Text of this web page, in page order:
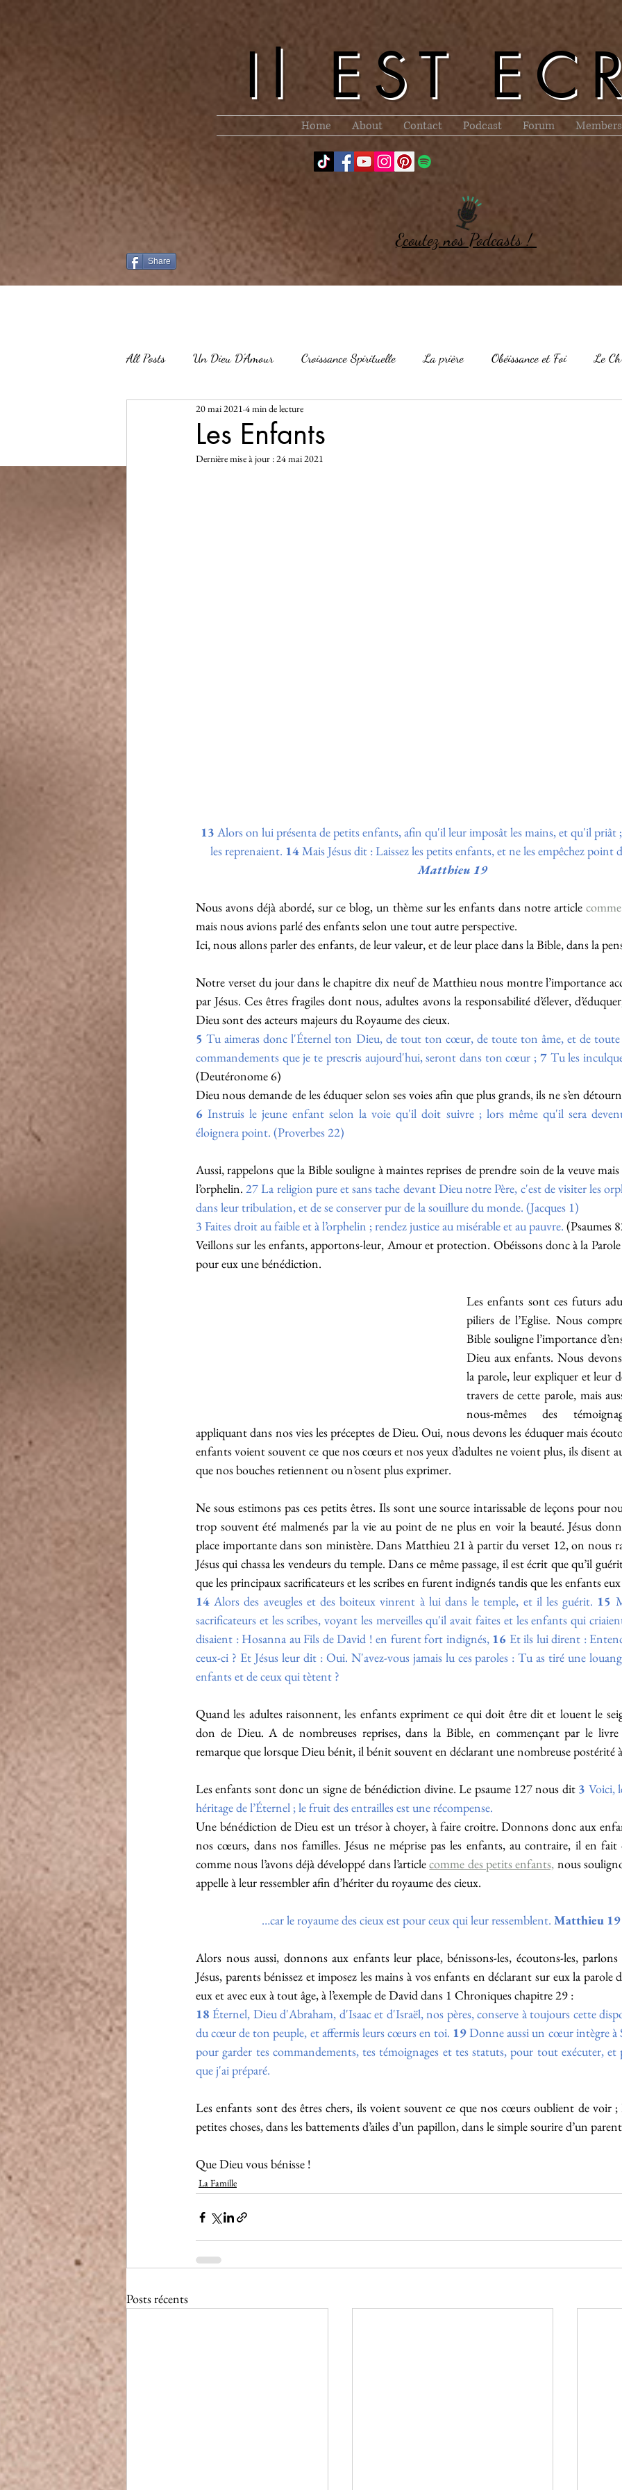
Il EST
Home About Contact Podcast Forum Members
Share
Ecoutez nos Podcasts !
All Posts Un Dieu D'Amour Croissance Spirituelle La prière Obéissance et Foi Le
Participation à l'Œuvre de Dieu
Croissance Spirituelle
Les Enfants
20 mai 2021 4 min de lecture
Dernière mise à jour :24 mai 2021
13 Alors on lui présenta de petits enfants, afin qu'il leur imposât les mains, et qu'il priât ;
les reprenaient. 14 Mais Jésus dit : Laissez les petits enfants, et ne les empêchez point
Matthieu 19
Nous avons déjà abordé, sur ce blog, un thème sur les enfants dans notre article
mais nous avions parlé des enfants selon une tout autre perspective.
Ici, nous allons parler des enfants, de leur valeur, et de leur place dans la Bible, dans la
Notre verset du jour dans le chapitre dix neuf de Matthieu nous montre l’importance
par Jésus. Ces êtres fragiles dont nous, adultes avons la responsabilité d’élever,
Dieu sont des acteurs majeurs du Royaume des cieux.
5 Tu aimeras donc l'Éternel ton Dieu, de tout ton cœur, de toute ton âme, et de
commandements que je te prescris aujourd'hui, seront dans ton cœur ; 7 Tu les
(Deutéronome 6)
Dieu nous demande de les éduquer selon ses voies afin que plus grands, ils ne s’en
6 Instruis le jeune enfant selon la voie qu'il doit suivre ; lors même qu'il sera
éloignera point. (Proverbes 22)
Aussi, rappelons que la Bible souligne à maintes reprises de prendre soin de la veuve
l’orphelin. 27 La religion pure et sans tache devant Dieu notre Père, c'est de visiter les
dans leur tribulation, et de se conserver pur de la souillure du monde. (Jacques 1)
3 Faites droit au faible et à l’orphelin ; rendez justice au misérable et au pauvre. (Psaumes
Veillons sur les enfants, apportons-leur, Amour et protection. Obéissons donc à la
pour eux une bénédiction.
Les enfants sont ces futurs
piliers de l’Eglise. Nous
Bible souligne l’importance
Dieu aux enfants. Nous
la parole, leur expliquer et leur
travers de cette parole, mais
nous-mêmes des
appliquant dans nos vies les préceptes de Dieu. Oui, nous devons les éduquer mais
enfants voient souvent ce que nos cœurs et nos yeux d’adultes ne voient plus, ils disent
que nos bouches retiennent ou n’osent plus exprimer.
Ne sous estimons pas ces petits êtres. Ils sont une source intarissable de leçons pour
trop souvent été malmenés par la vie au point de ne plus en voir la beauté. Jésus
place importante dans son ministère. Dans Matthieu 21 à partir du verset 12, on nous
Jésus qui chassa les vendeurs du temple. Dans ce même passage, il est écrit que qu’il
que les principaux sacrificateurs et les scribes en furent indignés tandis que les enfants eux
14 Alors des aveugles et des boiteux vinrent à lui dans le temple, et il les guérit. 15
sacrificateurs et les scribes, voyant les merveilles qu'il avait faites et les enfants qui
disaient : Hosanna au Fils de David ! en furent fort indignés, 16 Et ils lui dirent :
ceux-ci ? Et Jésus leur dit : Oui. N'avez-vous jamais lu ces paroles : Tu as tiré une
enfants et de ceux qui tètent ?
Quand les adultes raisonnent, les enfants expriment ce qui doit être dit et louent le
don de Dieu. A de nombreuses reprises, dans la Bible, en commençant par le
remarque que lorsque Dieu bénit, il bénit souvent en déclarant une nombreuse postérité à
Les enfants sont donc un signe de bénédiction divine. Le psaume 127 nous dit 3 Voici,
héritage de l’Éternel ; le fruit des entrailles est une récompense.
Une bénédiction de Dieu est un trésor à choyer, à faire croitre. Donnons donc aux
nos cœurs, dans nos familles. Jésus ne méprise pas les enfants, au contraire, il en fait
comme nous l’avons déjà développé dans l’article comme des petits enfants, nous
appelle à leur ressembler afin d’hériter du royaume des cieux.
…car le royaume des cieux est pour ceux qui leur ressemblent. Matthieu
Alors nous aussi, donnons aux enfants leur place, bénissons-les, écoutons-les,
Jésus, parents bénissez et imposez les mains à vos enfants en déclarant sur eux la parole
eux et avec eux à tout âge, à l’exemple de David dans 1 Chroniques chapitre 29 :
18 Éternel, Dieu d'Abraham, d'Isaac et d'Israël, nos pères, conserve à toujours cette
du cœur de ton peuple, et affermis leurs cœurs en toi. 19 Donne aussi un cœur intègre à
pour garder tes commandements, tes témoignages et tes statuts, pour tout exécuter, et
que j'ai préparé.
Les enfants sont des êtres chers, ils voient souvent ce que nos cœurs oublient de voir ;
petites choses, dans les battements d’ailes d’un papillon, dans le simple sourire d’un
Que Dieu vous bénisse !
La Famille
Posts récents